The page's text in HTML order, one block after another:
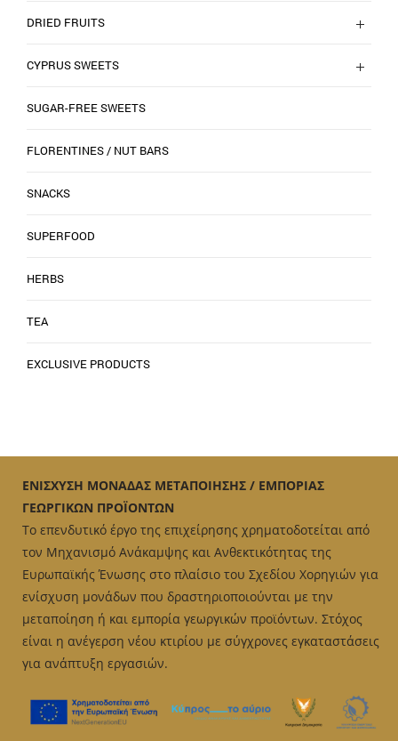
DRIED FRUITS
CYPRUS SWEETS
SUGAR-FREE SWEETS
FLORENTINES / NUT BARS
SNACKS
SUPERFOOD
HERBS
TEA
EXCLUSIVE PRODUCTS
ΕΝΙΣΧΥΣΗ ΜΟΝΑΔΑΣ ΜΕΤΑΠΟΙΗΣΗΣ / ΕΜΠΟΡΙΑΣ
ΓΕΩΡΓΙΚΩΝ ΠΡΟΪΟΝΤΩΝ
Το επενδυτικό έργο της επιχείρησης χρηματοδοτείται από
τον Μηχανισμό Ανάκαμψης και Ανθεκτικότητας της
Ευρωπαϊκής Ένωσης στο πλαίσιο του Σχεδίου Χορηγιών για
ενίσχυση μονάδων που δραστηριοποιούνται με την
μεταποίηση ή και εμπορία γεωργικών προϊόντων. Στόχος
είναι η ανέγερση νέου κτιρίου με σύγχρονες εγκαταστάσεις
για ανάπτυξη εργασιών.